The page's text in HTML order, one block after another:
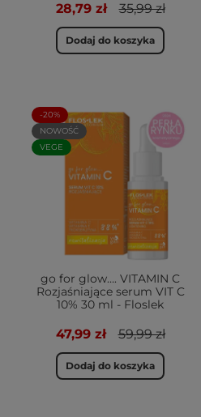
28,79 zł 35,99 zł
Dodaj do koszyka
-20%
NOWOŚĆ
VEGE
go for glow…. VITAMIN C
Rozjaśniające serum VIT C
10% 30 ml - Floslek
47,99 zł 59,99 zł
Dodaj do koszyka